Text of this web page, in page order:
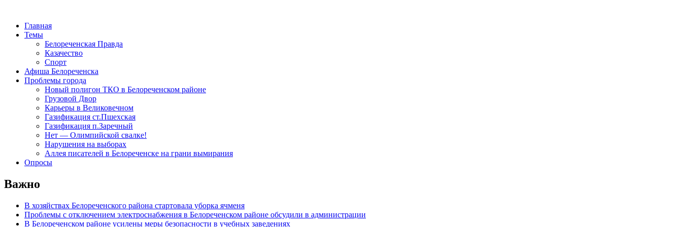
Главная
Темы
Белореченская Правда
Казачество
Спорт
Афиша Белореченска
Проблемы города
Новый полигон ТКО в Белореченском районе
Грузовой Двор
Карьеры в Великовечном
Газификация ст.Пшехская
Газификация п.Заречный
Нет — Олимпийской свалке!
Нарушения на выборах
Аллея писателей в Белореченске на грани вымирания
Опросы
Важно
В хозяйствах Белореченского района стартовала уборка ячменя
Проблемы с отключением электроснабжения в Белореченском районе обсудили в администрации
В Белореченском районе усилены меры безопасности в учебных заведениях